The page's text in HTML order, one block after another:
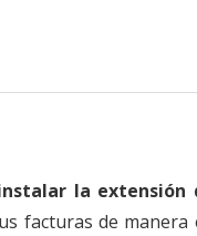
la extensión
facturas de manera